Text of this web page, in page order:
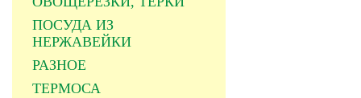
ПОСУДА ИЗ
НЕРЖАВЕЙКИ
РАЗНОЕ
ТЕРМОСА